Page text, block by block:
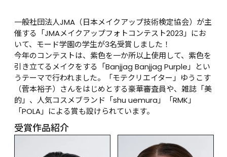
一般社団法人JMA（日本メイクアップ技術検定協会）が主
催する「JMAメイクアップフォトコンテスト2023」にお
いて、モード学園の学生が3名受賞しました！
今年のコンテストは、紫色を一か所以上使用して、紫色を
引き立てるメイクをする「Banjjag Banjjag Purple」とい
うテーマで行われました。「モテクリエイター」ゆうこす
（菅本裕子）さんをはじめとする豪華審査員や、雑誌「美
的」、人気コスメブランド「shu uemura」「RMK」
「POLA」による賞も設けられています。
受賞作品紹介